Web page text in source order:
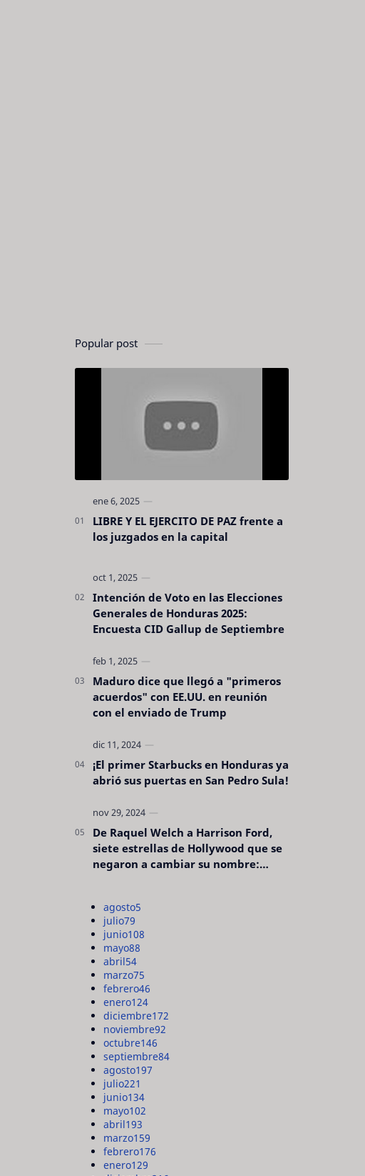
Popular post
LIBRE Y EL EJERCITO DE PAZ frente a
los juzgados en la capital
Intención de Voto en las Elecciones
Generales de Honduras 2025:
Encuesta CID Gallup de Septiembre
Maduro dice que llegó a "primeros
acuerdos" con EE.UU. en reunión
con el enviado de Trump
¡El primer Starbucks en Honduras ya
abrió sus puertas en San Pedro Sula!
De Raquel Welch a Harrison Ford,
siete estrellas de Hollywood que se
negaron a cambiar su nombre:
agosto5
julio79
junio108
mayo88
abril54
marzo75
febrero46
enero124
diciembre172
noviembre92
octubre146
septiembre84
agosto197
julio221
junio134
mayo102
abril193
marzo159
febrero176
enero129